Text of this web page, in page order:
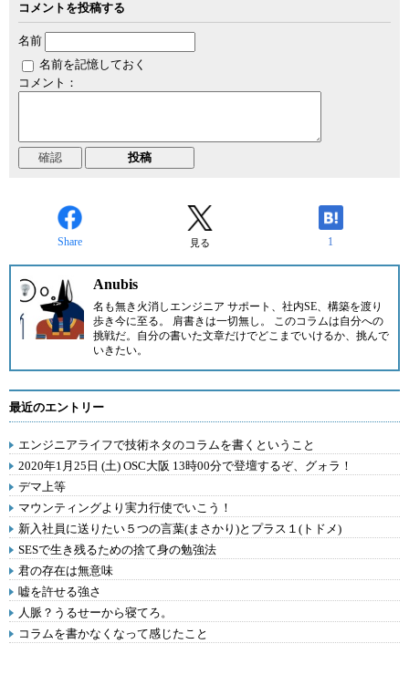
コメントを投稿する
名前
名前を記憶しておく
コメント：
Share 見る 1
Anubis
名も無き火消しエンジニア サポート、社内SE、構築を渡り
歩き今に至る。 肩書きは一切無し。 このコラムは自分への
挑戦だ。自分の書いた文章だけでどこまでいけるか、挑んで
いきたい。
最近のエントリー
エンジニアライフで技術ネタのコラムを書くということ
2020年1月25日 (土) OSC大阪 13時00分で登壇するぞ、グォラ！
デマ上等
マウンティングより実力行使でいこう！
新入社員に送りたい５つの言葉(まさかり)とプラス１(トドメ)
SESで生き残るための捨て身の勉強法
君の存在は無意味
嘘を許せる強さ
人脈？うるせーから寝てろ。
コラムを書かなくなって感じたこと